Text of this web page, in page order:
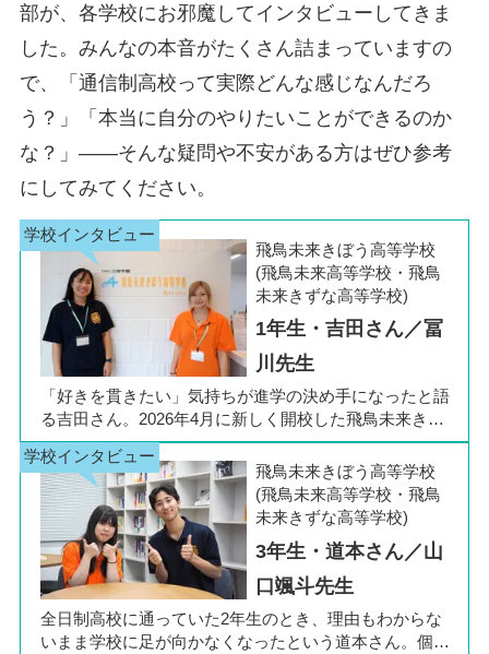
部が、各学校にお邪魔してインタビューしてきま
した。みんなの本音がたくさん詰まっていますの
で、「通信制高校って実際どんな感じなんだろ
う？」「本当に自分のやりたいことができるのか
な？」――そんな疑問や不安がある方はぜひ参考
にしてみてください。
飛鳥未来きぼう高等学校
(飛鳥未来高等学校・飛鳥
未来きずな高等学校)
1年生・吉田さん／冨
川先生
「好きを貫きたい」気持ちが進学の決め手になったと語
る吉田さん。2026年4月に新しく開校した飛鳥未来きぼ
う高等学校 柏キャンパスの1年生です。彼女は中学3年
生の公立入試直前に「自分らしく過ごしながら夢に近づ
ける環境を選びたい」と思い、進路変更を決意しまし
た。今回は吉田さん、同キャンパスの冨川先生に、通信
制高校の学校生活の様子や雰囲気、行事について語って
いただきました。お互いの話からは、日々の何気ない会
話や行事を通じて育まれた、先生と生徒の温かな信頼関
係もうかがえました。
飛鳥未来きぼう高等学校
(飛鳥未来高等学校・飛鳥
未来きずな高等学校)
3年生・道本さん／山
口颯斗先生
全日制高校に通っていた2年生のとき、理由もわからな
いまま学校に足が向かなくなったという道本さん。個別